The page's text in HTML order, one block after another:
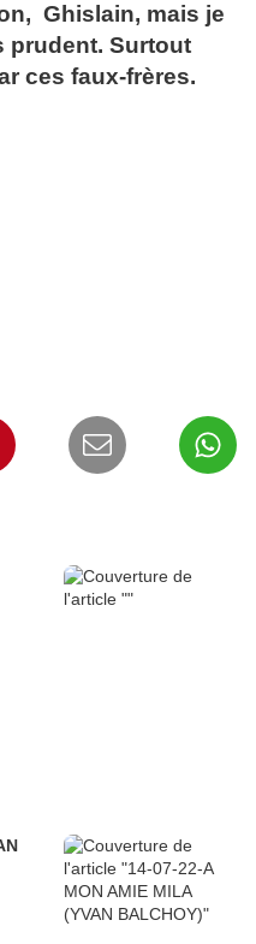
Ghislain, mais je
prudent. Surtout
ces faux-frères.